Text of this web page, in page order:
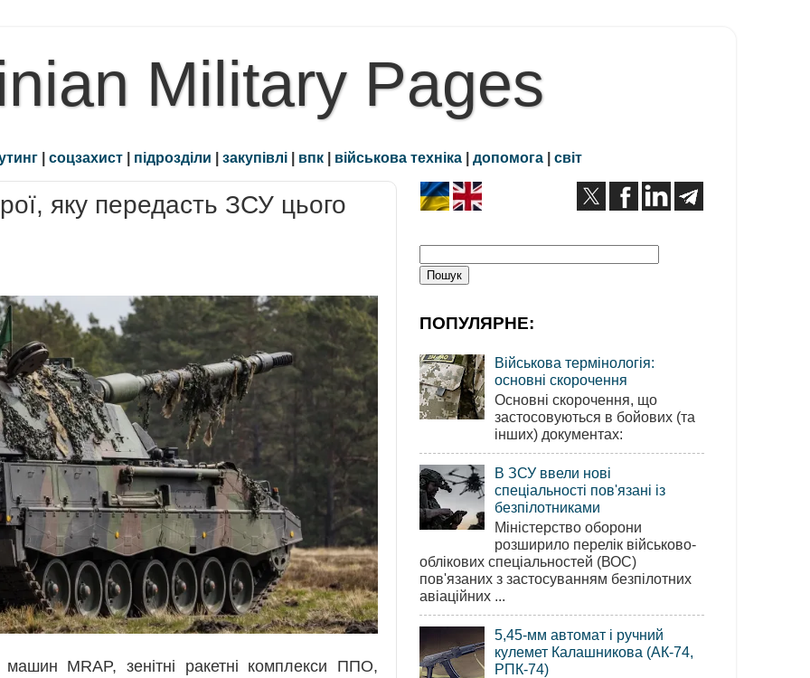
Military Pages
| соцзахист | підрозділи | закупівлі | впк | військова техніка | допомога | світ
яку передасть ЗСУ цього
машин MRAP, зенітні ракетні комплекси ППО,
ПОПУЛЯРНЕ:
Військова термінологія:
основні скорочення
Основні скорочення, що
застосовуються в бойових (та
інших) документах:
В ЗСУ ввели нові
спеціальності пов'язані із
безпілотниками
Міністерство оборони
розширило перелік військово-
облікових спеціальностей (ВОС)
пов'язаних з застосуванням безпілотних
авіаційних ...
5,45-мм автомат і ручний
кулемет Калашникова (АК-74,
РПК-74)